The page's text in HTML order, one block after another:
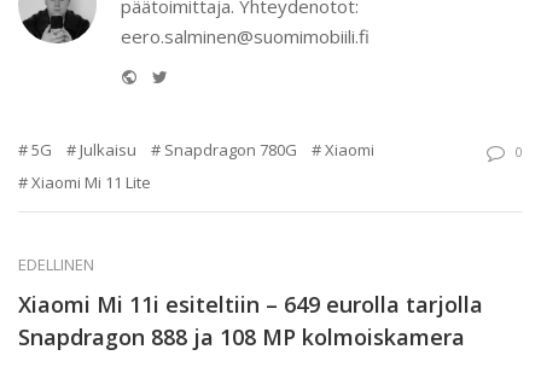
päätoimittaja. Yhteydenotot:
eero.salminen@suomimobiili.fi
Website
5G Julkaisu Snapdragon 780G
Xiaomi
Xiaomi Mi 11 Lite
0
EDELLINEN
Xiaomi Mi 11i esiteltiin – 649 eurolla tarjolla
Snapdragon 888 ja 108 MP kolmoiskamera